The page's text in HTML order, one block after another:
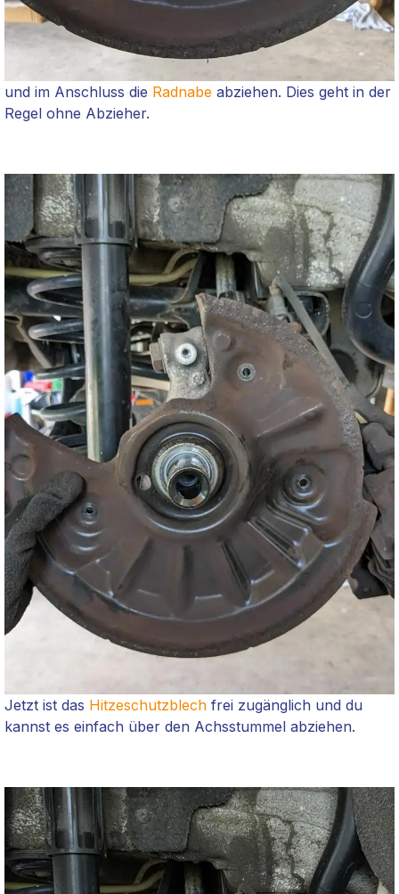
und im Anschluss die Radnabe abziehen. Dies geht in der
Regel ohne Abzieher.
Jetzt ist das Hitzeschutzblech frei zugänglich und du
kannst es einfach über den Achsstummel abziehen.